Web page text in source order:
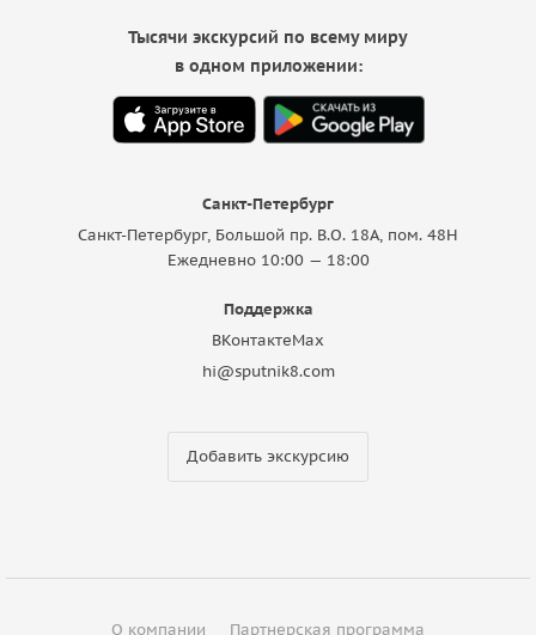
Санкт-Петербург
Санкт-Петербург, Большой пр. В.О. 18A, пом. 48Н
Ежедневно 10:00 — 18:00
Поддержка
ВКонтактеMax
hi@sputnik8.com
Добавить экскурсию
Тысячи экскурсий по всему миру
в одном приложении:
О компании Партнерская программа